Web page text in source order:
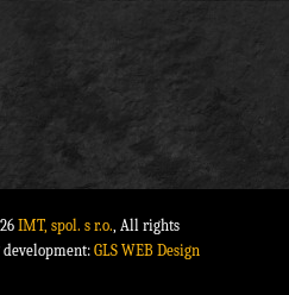
IMT, spol. s r.o., All rights
development: GLS WEB Design